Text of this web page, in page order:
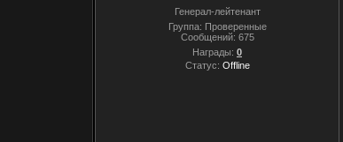
Генерал-лейтенант
Группа: Проверенные
Сообщений: 675
Награды: 0
Статус: Offline